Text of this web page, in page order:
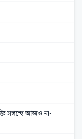
সম্বন্দ্বে আজও না-